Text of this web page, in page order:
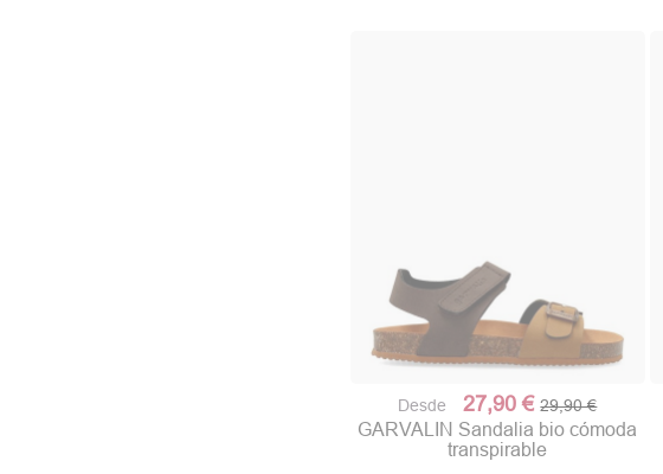
Desde 27,90 € 29,90 €
GARVALIN Sandalia bio cómoda
transpirable